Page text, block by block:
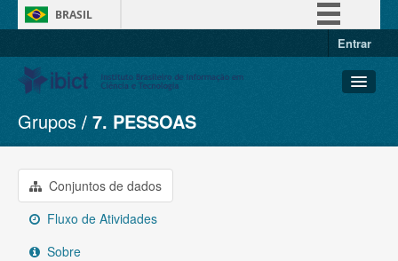
BRASIL
Entrar
Conjuntos de dados
Organizações
Grupos
Sobre
Grupos 7. PESSOAS
Conjuntos de dados
Fluxo de Atividades
Sobre